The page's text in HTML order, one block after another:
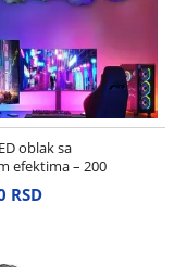
oblak sa
efektima – 200
RSD